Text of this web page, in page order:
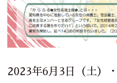
2023年6月3日（土）